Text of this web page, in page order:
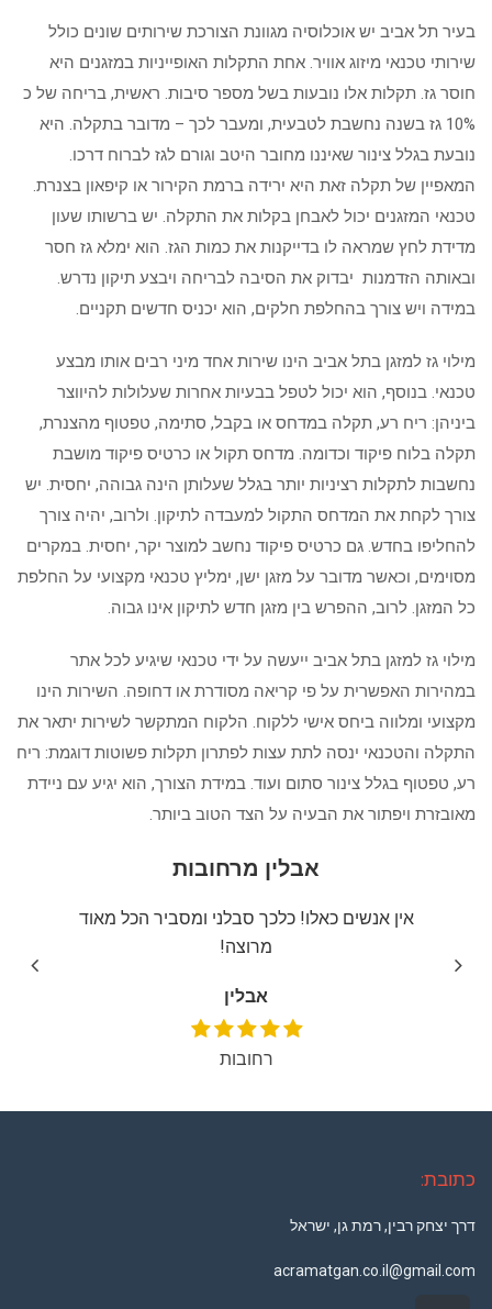
בעיר תל אביב יש אוכלוסיה מגוונת הצורכת שירותים שונים כולל
שירותי טכנאי מיזוג אוויר. אחת התקלות האופייניות במזגנים היא
חוסר גז. תקלות אלו נובעות בשל מספר סיבות. ראשית, בריחה של כ
10% גז בשנה נחשבת לטבעית, ומעבר לכך – מדובר בתקלה. היא
נובעת בגלל צינור שאיננו מחובר היטב וגורם לגז לברוח דרכו.
המאפיין של תקלה זאת היא ירידה ברמת הקירור או קיפאון בצנרת.
טכנאי המזגנים יכול לאבחן בקלות את התקלה. יש ברשותו שעון
מדידת לחץ שמראה לו בדייקנות את כמות הגז. הוא ימלא גז חסר
ובאותה הזדמנות יבדוק את הסיבה לבריחה ויבצע תיקון נדרש.
במידה ויש צורך בהחלפת חלקים, הוא יכניס חדשים תקניים.
מילוי גז למזגן בתל אביב הינו שירות אחד מיני רבים אותו מבצע
טכנאי. בנוסף, הוא יכול לטפל בבעיות אחרות שעלולות להיווצר
ביניהן: ריח רע, תקלה במדחס או בקבל, סתימה, טפטוף מהצנרת,
תקלה בלוח פיקוד וכדומה. מדחס תקול או כרטיס פיקוד מושבת
נחשבות לתקלות רציניות יותר בגלל שעלותן הינה גבוהה, יחסית. יש
צורך לקחת את המדחס התקול למעבדה לתיקון. ולרוב, יהיה צורך
להחליפו בחדש. גם כרטיס פיקוד נחשב למוצר יקר, יחסית. במקרים
מסוימים, וכאשר מדובר על מזגן ישן, ימליץ טכנאי מקצועי על החלפת
כל המזגן. לרוב, ההפרש בין מזגן חדש לתיקון אינו גבוה.
מילוי גז למזגן בתל אביב ייעשה על ידי טכנאי שיגיע לכל אתר
במהירות האפשרית על פי קריאה מסודרת או דחופה. השירות הינו
מקצועי ומלווה ביחס אישי ללקוח. הלקוח המתקשר לשירות יתאר את
התקלה והטכנאי ינסה לתת עצות לפתרון תקלות פשוטות דוגמת: ריח
רע, טפטוף בגלל צינור סתום ועוד. במידת הצורך, הוא יגיע עם ניידת
מאובזרת ויפתור את הבעיה על הצד הטוב ביותר.
אבלין מרחובות
אין אנשים כאלו! כלכך סבלני ומסביר הכל מאוד
מרוצה!
אבלין
רחובות
כתובת:
דרך יצחק רבין, רמת גן, ישראל
acramatgan.co.il@gmail.com